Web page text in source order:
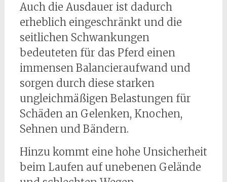
Auch die Ausdauer ist dadurch
erheblich eingeschränkt und die
seitlichen Schwankungen
bedeuteten für das Pferd einen
immensen Balancieraufwand und
sorgen durch diese starken
ungleichmäßigen Belastungen für
Schäden an Gelenken, Knochen,
Sehnen und Bändern.
Hinzu kommt eine hohe Unsicherheit
beim Laufen auf unebenen Gelände